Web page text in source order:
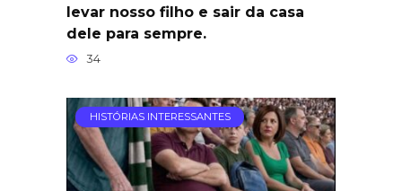
levar nosso filho e sair da casa
dele para sempre.
34
HISTÓRIAS INTERESSANTES